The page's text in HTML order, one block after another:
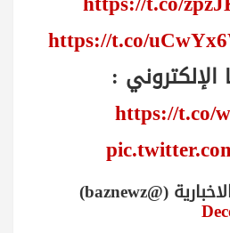
https://t.co/
:
https://t.co/